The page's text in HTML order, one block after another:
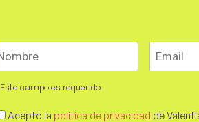
Este campo es requerido
Acepto la política de privacidad de